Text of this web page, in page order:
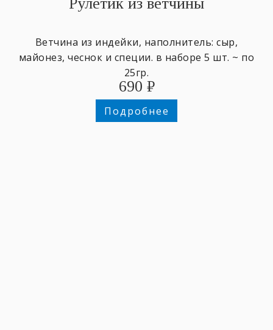
Ветчина из индейки, наполнитель: сыр,
майонез, чеснок и специи. в наборе 5 шт. ~ по
25гр.
690 ₽
Подробнее